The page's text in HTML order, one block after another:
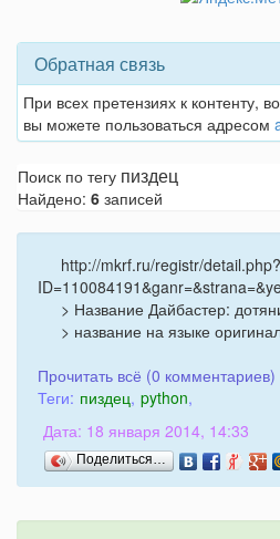
Обратная связь
При всех претензиях к контенту,
вы можете пользоваться адресом
Поиск по тегу пиздец
Найдено: 6 записей
http://mkrf.ru/registr/detail.php?
> Название Дайбастер:
> название на языке
Прочитать всё (0 комментариев)
Теги: пиздец, python,
Дата: 18 января 2014, 14:33
Поделиться…